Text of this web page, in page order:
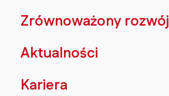
Zrównoważony rozwój
Aktualności
Kariera